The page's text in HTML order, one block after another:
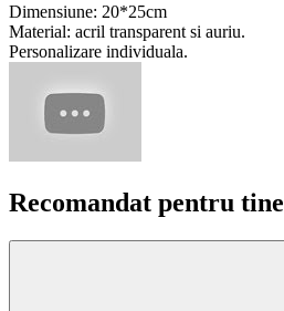
Dimensiune: 20*25cm
Material: acril transparent si auriu.
Personalizare individuala.
Recomandat pentru tine